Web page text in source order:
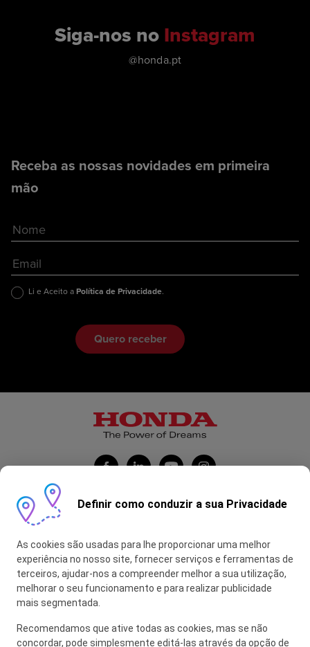
Siga-nos no Instagram
@honda.pt
Receba as nossas novidades em primeira
mão
Li e Aceito a Política de Privacidade.
Honda Portugal Automóveis
Contas Feitas
myHONDA
Glossário
Definir como conduzir a sua Privacidade
As cookies são usadas para lhe proporcionar uma melhor
experiência no nosso site, fornecer serviços e ferramentas de
terceiros, ajudar-nos a compreender melhor a sua utilização,
melhorar o seu funcionamento e para realizar publicidade
mais segmentada.
Recomendamos que ative todas as cookies, mas se não
concordar, pode simplesmente editá-las através da opção de